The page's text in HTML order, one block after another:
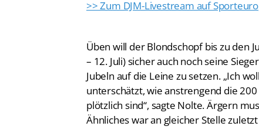
>> Zum DJM-Livestream auf
Üben will der Blondschopf bis zu den
– 12. Juli) sicher auch noch seine
Jubeln auf die Leine zu setzen. „Ich
unterschätzt, wie anstrengend die
plötzlich sind“, sagte Nolte. Ärgern
Ähnliches war an gleicher Stelle